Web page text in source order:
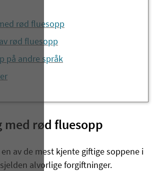
rød fluesopp​​​
rød fluesopp
på andre språk
med rød fluesopp​​​
av de mest kjente giftige soppene i
alvorlige forgiftninger.